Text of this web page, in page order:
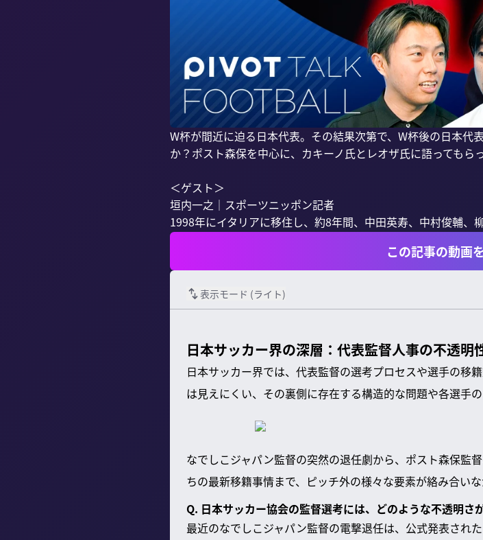
W杯が間近に迫る日本代表。その結果次第で、W杯後の日本
か？ポスト森保を中心に、カキーノ氏とレオザ氏に語ってもらっ
＜ゲスト＞
垣内一之｜スポーツニッポン記者
1998年にイタリアに移住し、約8年間、中田英寿、中村俊輔、
この記事の動画
表示モード (ライト)
日本サッカー界の深層：代表監督人事の不透明
日本サッカー界では、代表監督の選考プロセスや選手の移
は見えにくい、その裏側に存在する構造的な問題や各選手
なでしこジャパン監督の突然の退任劇から、ポスト森保監
ちの最新移籍事情まで、ピッチ外の様々な要素が絡み合い
Q. 日本サッカー協会の監督選考には、どのような不透明さ
最近のなでしこジャパン監督の電撃退任は、公式発表され